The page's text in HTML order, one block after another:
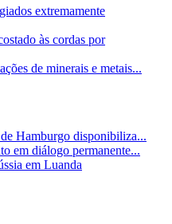
extremamente
às cordas por
de minerais e metais...
Hamburgo disponibiliza...
em diálogo permanente...
em Luanda